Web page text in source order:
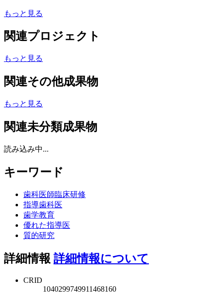
もっと見る
関連プロジェクト
もっと見る
関連その他成果物
もっと見る
関連未分類成果物
読み込み中...
キーワード
歯科医師臨床研修
指導歯科医
歯学教育
優れた指導医
質的研究
詳細情報 詳細情報について
CRID
1040299749911468160